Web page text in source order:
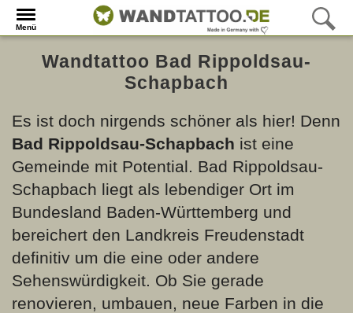
Menü
Wandtattoo Bad Rippoldsau-
Schapbach
Es ist doch nirgends schöner als hier! Denn
Bad Rippoldsau-Schapbach ist eine
Gemeinde mit Potential. Bad Rippoldsau-
Schapbach liegt als lebendiger Ort im
Bundesland Baden-Württemberg und
bereichert den Landkreis Freudenstadt
definitiv um die eine oder andere
Sehenswürdigkeit. Ob Sie gerade
renovieren, umbauen, neue Farben in die